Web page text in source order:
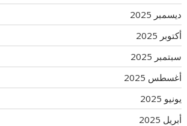
ديسمبر 2025
أكتوبر 2025
سبتمبر 2025
أغسطس 2025
يونيو 2025
أبريل 2025